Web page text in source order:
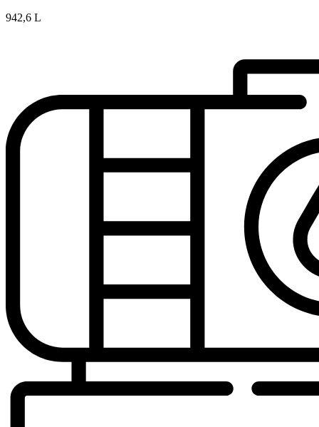
942,6 L